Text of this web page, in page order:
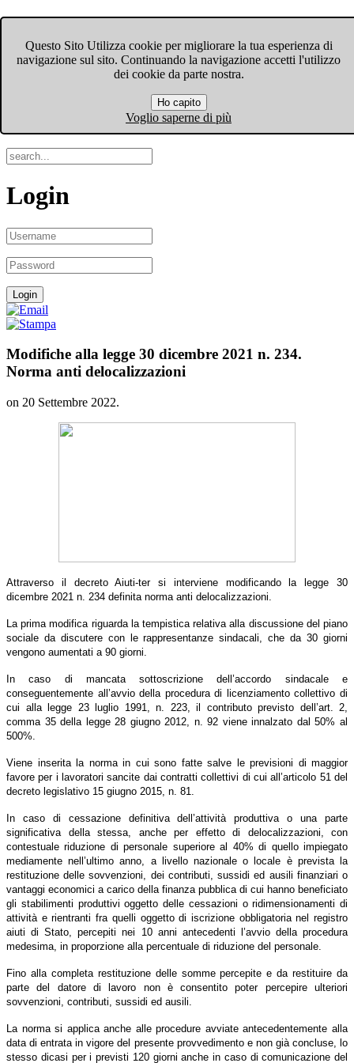
Questo Sito Utilizza cookie per migliorare la tua esperienza di
navigazione sul sito. Continuando la navigazione accetti l'utilizzo
dei cookie da parte nostra.
Ho capito
Voglio saperne di più
Menu
Login
Modifiche alla legge 30 dicembre 2021 n. 234.
Norma anti delocalizzazioni
on 20 Settembre 2022.
Attraverso il decreto Aiuti-ter si interviene modificando la legge 30
dicembre 2021 n. 234 definita norma anti delocalizzazioni.
La prima modifica riguarda la tempistica relativa alla discussione del piano
sociale da discutere con le rappresentanze sindacali, che da 30 giorni
vengono aumentati a 90 giorni.
In caso di mancata sottoscrizione dell’accordo sindacale e
conseguentemente all’avvio della procedura di licenziamento collettivo di
cui alla legge 23 luglio 1991, n. 223, il contributo previsto dell’art. 2,
comma 35 della legge 28 giugno 2012, n. 92 viene innalzato dal 50% al
500%.
Viene inserita la norma in cui sono fatte salve le previsioni di maggior
favore per i lavoratori sancite dai contratti collettivi di cui all’articolo 51 del
decreto legislativo 15 giugno 2015, n. 81.
In caso di cessazione definitiva dell’attività produttiva o una parte
significativa della stessa, anche per effetto di delocalizzazioni, con
contestuale riduzione di personale superiore al 40% di quello impiegato
mediamente nell’ultimo anno, a livello nazionale o locale è prevista la
restituzione delle sovvenzioni, dei contributi, sussidi ed ausili finanziari o
vantaggi economici a carico della finanza pubblica di cui hanno beneficiato
gli stabilimenti produttivi oggetto delle cessazioni o ridimensionamenti di
attività e rientranti fra quelli oggetto di iscrizione obbligatoria nel registro
aiuti di Stato, percepiti nei 10 anni antecedenti l’avvio della procedura
medesima, in proporzione alla percentuale di riduzione del personale.
Fino alla completa restituzione delle somme percepite e da restituire da
parte del datore di lavoro non è consentito poter percepire ulteriori
sovvenzioni, contributi, sussidi ed ausili.
La norma si applica anche alle procedure avviate antecedentemente alla
data di entrata in vigore del presente provvedimento e non già concluse, lo
stesso dicasi per i previsti 120 giorni anche in caso di comunicazione del